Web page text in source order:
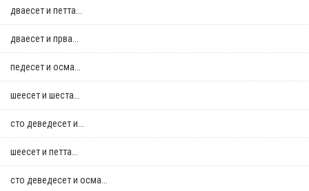
дваесет и петта...
дваесет и прва...
педесет и осма...
шеесет и шеста...
сто деведесет и...
шеесет и петта...
сто деведесет и осма...